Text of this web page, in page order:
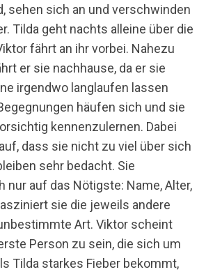
sehen sich an und verschwinden
Tilda geht nachts alleine über die
fährt an ihr vorbei. Nahezu
er sie nachhause, da er sie
irgendwo langlaufen lassen
häufen sich und sie
kennenzulernen. Dabei
dass sie nicht zu viel über sich
sehr bedacht. Sie
nur auf das Nötigste: Name, Alter,
sie die jeweils andere
Art. Viktor scheint
Person zu sein, die sich um
Tilda starkes Fieber bekommt,